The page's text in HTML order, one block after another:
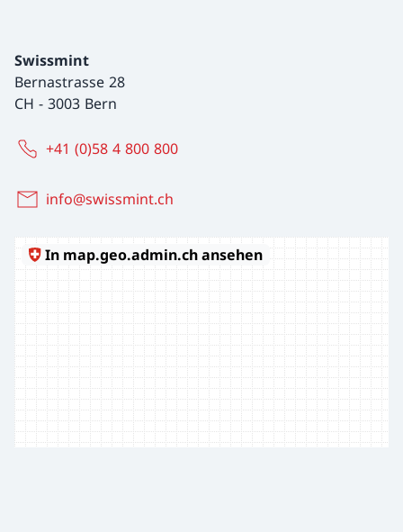
Swissmint
Bernastrasse 28
CH - 3003 Bern
+41 (0)58 4 800 800
info@swissmint.ch